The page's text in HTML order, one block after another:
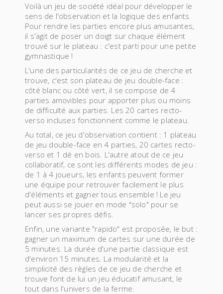
Voilà un jeu de société idéal pour développer le
sens de l'observation et la logique des enfants.
Pour rendre les parties encore plus amusantes,
il s'agit de poser un doigt sur chaque élément
trouvé sur le plateau : c'est parti pour une petite
gymnastique !
L'une des particularités de ce jeu de cherche et
trouve, c'est son plateau de jeu double-face :
côté blanc ou côté vert, il se compose de 4
parties amovibles pour apporter plus ou moins
de difficulté aux parties. Les 20 cartes recto-
verso incluses fonctionnent comme le plateau.
Au total, ce jeu d'observation contient : 1 plateau
de jeu double-face en 4 parties, 20 cartes recto-
verso et 1 dé en bois. L'autre atout de ce jeu
collaboratif, ce sont les différents modes de jeu :
de 1 à 4 joueurs, les enfants peuvent former
une équipe pour retrouver facilement le plus
d'éléments et gagner tous ensemble ! Le jeu
peut aussi se jouer en mode "solo" pour se
lancer ses propres défis.
Enfin, une variante "rapido" est proposée, le but :
gagner un maximum de cartes sur une durée de
5 minutes. La durée d'une partie classique est
d'environ 15 minutes. La modularité et la
simplicité des règles de ce jeu de cherche et
trouve font de lui un jeu éducatif amusant, le
tout dans l'univers de la ferme.